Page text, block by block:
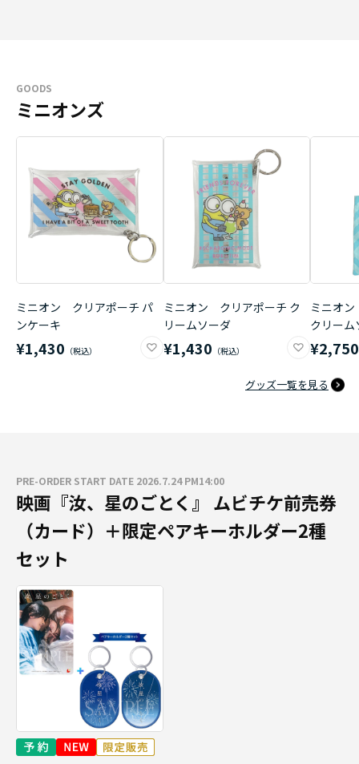
GOODS
ミニオンズ
ミニオン クリアポーチ パ
ンケーキ
¥1,430
ミニオン クリアポーチ ク
リームソーダ
¥1,430
ミニオ
クリーム
¥2,750
グッズ一覧を見る
PRE-ORDER START DATE 2026.7.24 PM14:00
映画『汝、星のごとく』 ムビチケ前売券
（カード）＋限定ペアキーホルダー2種
セット